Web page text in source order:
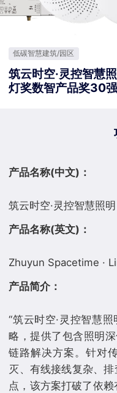
低碳智慧建筑/园区
筑云时空·灵控智
灯奖数智产品奖30强
产品名称(中文)：
产品名称(英文)：
产品简介：
“筑云时空·灵控智慧
略，提供了包含照明
链路解决方案。针对
灭、有线接线复杂、
点，该方案打破了依